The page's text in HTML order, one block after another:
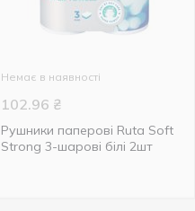
Немає в наявності
102.96 ₴
Рушники паперові Ruta Soft
Strong 3-шарові білі 2шт